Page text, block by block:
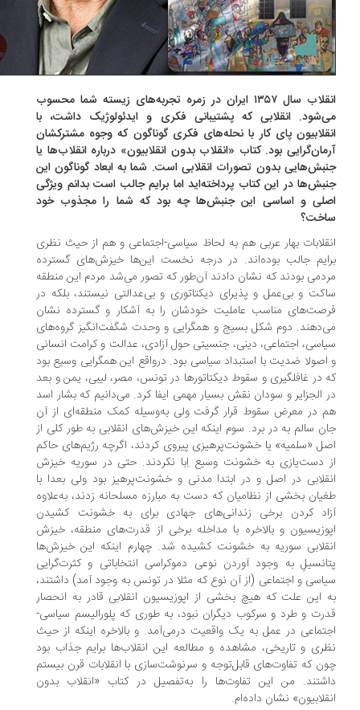
انقلاب سال ۱۳۵۷ ایران در زمره تجربه‌های زیسته شما محسوب
انقلابی که پشتیبانی فکری و ایدئولوژیک داشت، با
پای کار با نحله‌های فکری گوناگون که وجوه مشترکشان
بود. کتاب «انقلاب بدون انقلابیون» درباره انقلاب‌ها یا
بدون تصورات انقلابی است. شما به ابعاد گوناگون این
در این کتاب پرداخته‌اید اما برایم جالب است بدانم ویژگی
و اساسی این جنبش‌ها چه بود که شما را مجذوب خود
بهار عربی هم به لحاظ سیاسی-اجتماعی و هم از حیث نظری
جالب بوده‌اند. در درجه نخست این‌ها خیزش‌های گسترده
بودند که نشان دادند آن‌طور که تصور می‌شد مردم این منطقه
و بی‌عمل و پذیرای دیکتاتوری و بی‌عدالتی نیستند، بلکه در
مناسب عاملیت خودشان را به‌ آشکار و گسترده نشان
دوم شکل بسیج و همگرایی و وحدت شگفت‌انگیز گروه‌های
اجتماعی، دینی، جنسیتی حول آزادی، عدالت و کرامت انسانی
ضدیت با استبداد سیاسی بود. در‌واقع این همگرایی وسیع بود
در غافلگیری و سقوط دیکتاتورها در تونس، مصر، لیبی، یمن و بعد
الجزایر و سودان نقش بسیار مهمی ایفا کرد. می‌دانیم که بشار اسد
در معرض سقوط قرار گرفت ولی به‌وسیله کمک منطقه‌ای از آن
سالم به در برد. سوم اینکه این خیزش‌های انقلابی به ‌طور کلی از
«سلمیه» یا خشونت‌پرهیزی پیروی کردند، اگرچه رژیم‌های حاکم
دست‌یازی به خشونت وسیع اِبا نکردند. حتی در سوریه خیزش
در اصل و در ابتدا مدنی و خشونت‌پرهیز بود ولی بعدا با
بخشی از نظامیان که دست به مبارزه مسلحانه زدند، به‌علاوه
کردن برخی زندانی‌های جهادی برای به خشونت کشیدن
و بالاخره با مداخله برخی از قدرت‌های منطقه، خیزش
سوریه به خشونت کشیده شد. چهارم اینکه این خیزش‌ها
به وجود آوردن نوعی دموکراسی انتخاباتی و کثرت‌گرایی
و اجتماعی (از آن نوع که مثلا در تونس به وجود آمد) داشتند،
این علت که هیچ بخشی از اپوزیسیون انقلابی قادر به انحصار
و طرد و سرکوب دیگران نبود، به طوری که پلورالیسم سیاسی-
در عمل به یک واقعیت درمی‌آمد. و بالاخره اینکه از حیث
و تاریخی، مشاهده و مطالعه این انقلاب‌ها برایم جذاب بود
که تفاوت‌های قابل‌توجه و سرنوشت‌سازی با انقلابات قرن بیستم
من این تفاوت‌ها را به‌تفصیل در کتاب «انقلاب بدون
نشان داده‌ام.